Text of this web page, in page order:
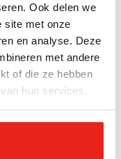
Ook delen we
site met onze
en analyse. Deze
met andere
of die ze hebben
hun services.
voor me. Ik
Er zijn
en ik ben
ik nu heb. Ik
het koken. Ik
heb en voel